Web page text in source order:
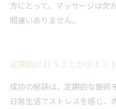
方にとって、マッサージは欠
間違いありません。
定期的に行うことがポイント
成功の秘訣は、定期的な施術
日常生活でストレスを感じ、